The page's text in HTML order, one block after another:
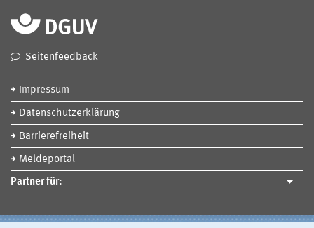
Seitenfeedback
Impressum
Datenschutzerklärung
Barrierefreiheit
Meldeportal
Partner für: